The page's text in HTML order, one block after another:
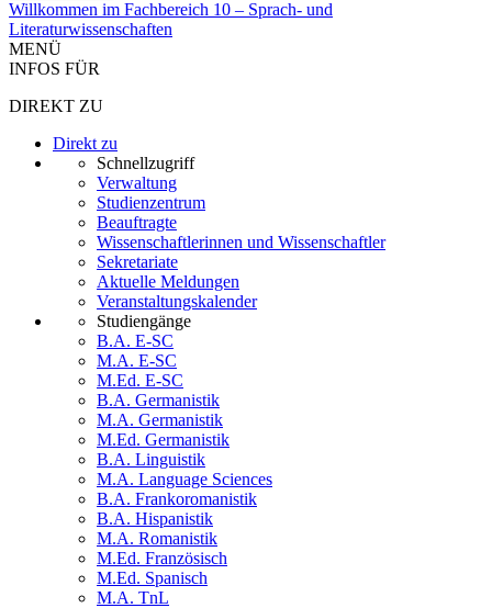
Willkommen im Fachbereich 10 – Sprach- und
Literaturwissenschaften
MENÜ
INFOS FÜR
DIREKT ZU
Direkt zu
Schnellzugriff
Verwaltung
Studienzentrum
Beauftragte
Wissenschaftlerinnen und Wissenschaftler
Sekretariate
Aktuelle Meldungen
Veranstaltungskalender
Studiengänge
B.A. E-SC
M.A. E-SC
M.Ed. E-SC
B.A. Germanistik
M.A. Germanistik
M.Ed. Germanistik
B.A. Linguistik
M.A. Language Sciences
B.A. Frankoromanistik
B.A. Hispanistik
M.A. Romanistik
M.Ed. Französisch
M.Ed. Spanisch
M.A. TnL